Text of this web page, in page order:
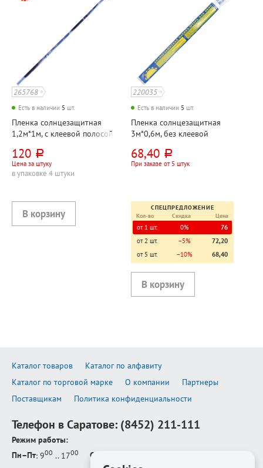
265768
Есть в наличии 5 шт.
Пленка солнцезащитная
1,2м*1м, с клеевой полосой,
120 руб.
Цена за штуку
в упаковке 4 штуки
220035
Есть в наличии 5 шт.
Пленка солнцезащитная
3м*0,6м, без клеевой
68,40 руб.
При заказе от 5 штук
СПЕЦПРЕДЛОЖЕНИЕ
Кол-во
Скидка Цена
от 1 шт. 0%
76
от 2 шт.
−5%
72,20
от 5 шт.
−10% 68,40
Каталог товаров
Каталог по алфавиту
Каталог по торговой марке
О компании
Партнеры
Поставщикам
Политика конфиденциальности
Телефон в Саратове: (8452) 211-111
Режим работы:
Пн–Пт: 900 .. 1700 Сб–Вс